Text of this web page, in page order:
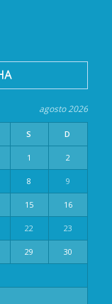
agosto 2026
S D
1 2
8 9
15 16
22 23
29 30